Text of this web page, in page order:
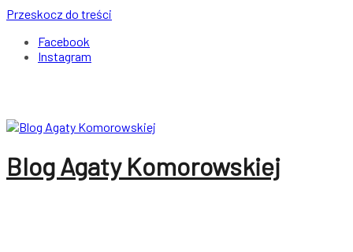
Przeskocz do treści
Facebook
Instagram
Blog Agaty Komorowskiej